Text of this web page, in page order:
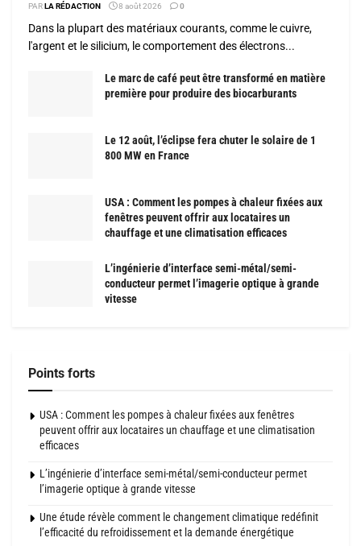
PARLA RÉDACTION 8 août 2026 0
Dans la plupart des matériaux courants, comme le cuivre,
l'argent et le silicium, le comportement des électrons...
Le marc de café peut être transformé en matière
première pour produire des biocarburants
Le 12 août, l’éclipse fera chuter le solaire de 1
800 MW en France
USA : Comment les pompes à chaleur fixées aux
fenêtres peuvent offrir aux locataires un
chauffage et une climatisation efficaces
L’ingénierie d’interface semi-métal/semi-
conducteur permet l’imagerie optique à grande
vitesse
Points forts
USA : Comment les pompes à chaleur fixées aux fenêtres
peuvent offrir aux locataires un chauffage et une climatisation
efficaces
L’ingénierie d’interface semi-métal/semi-conducteur permet
l’imagerie optique à grande vitesse
Une étude révèle comment le changement climatique redéfinit
l’efficacité du refroidissement et la demande énergétique